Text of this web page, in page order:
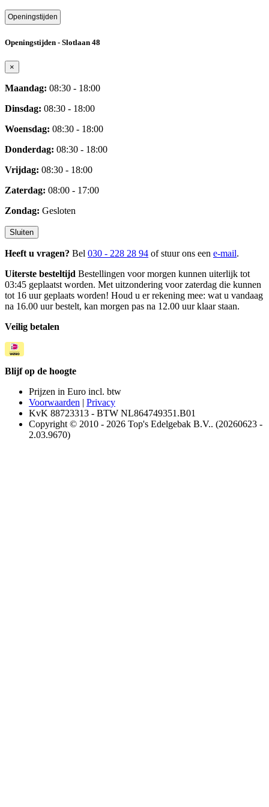
Openingstijden
Openingstijden - Slotlaan 48
×
Maandag: 08:30 - 18:00
Dinsdag: 08:30 - 18:00
Woensdag: 08:30 - 18:00
Donderdag: 08:30 - 18:00
Vrijdag: 08:30 - 18:00
Zaterdag: 08:00 - 17:00
Zondag: Gesloten
Sluiten
Heeft u vragen? Bel 030 - 228 28 94 of stuur ons een e-mail.
Uiterste besteltijd Bestellingen voor morgen kunnen uiterlijk tot
03:45 geplaatst worden. Met uitzondering voor zaterdag die kunnen
tot 16 uur geplaats worden! Houd u er rekening mee: wat u vandaag
na 16.00 uur bestelt, kan morgen pas na 12.00 uur klaar staan.
Veilig betalen
Blijf op de hoogte
Prijzen in Euro incl. btw
Voorwaarden | Privacy
KvK 88723313 - BTW NL864749351.B01
Copyright © 2010 - 2026 Top's Edelgebak B.V.. (20260623 -
2.03.9670)